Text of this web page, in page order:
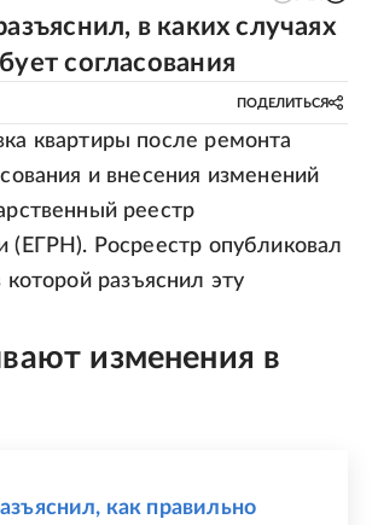
в каких случаях
согласования
ПОДЕЛИТЬСЯ
квартиры после ремонта
и внесения изменений
реестр
(ЕГРН). Росреестр опубликовал
которой разъяснил эту
изменения в
как правильно